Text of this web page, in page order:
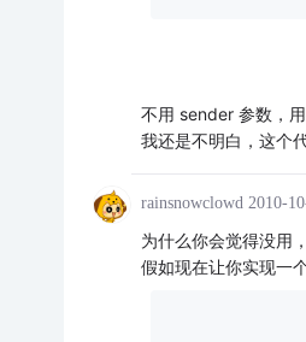
不用 sender 参数，
我还是不明白，这个
rainsnowclowd 2010-
为什么你会觉得没用
假如现在让你实现一